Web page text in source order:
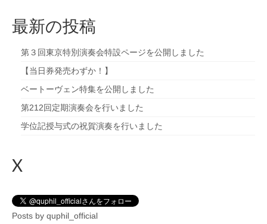
最新の投稿
第３回東京特別演奏会特設ページを公開しました
【当日券発売わずか！】
ベートーヴェン特集を公開しました
第212回定期演奏会を行いました
学位記授与式の祝賀演奏を行いました
X
Posts by quphil_official